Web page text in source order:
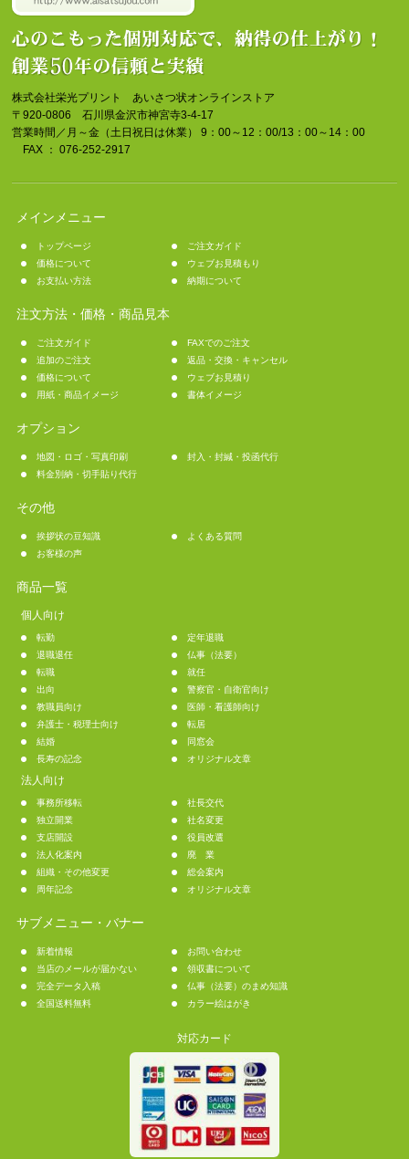
株式会社栄光プリント あいさつ状オンラインストア
〒920-0806 石川県金沢市神宮寺3-4-17
営業時間／月～金（土日祝日は休業） 9：00～12：00/13：00～14：00
FAX ： 076-252-2917
メインメニュー
トップページ
ご注文ガイド
価格について
ウェブお見積もり
お支払い方法
納期について
注文方法・価格・商品見本
ご注文ガイド
FAXでのご注文
追加のご注文
返品・交換・キャンセル
価格について
ウェブお見積り
用紙・商品イメージ
書体イメージ
オプション
地図・ロゴ・写真印刷
封入・封緘・投函代行
料金別納・切手貼り代行
その他
挨拶状の豆知識
よくある質問
お客様の声
商品一覧
個人向け
転勤
定年退職
退職退任
仏事（法要）
転職
就任
出向
警察官・自衛官向け
教職員向け
医師・看護師向け
弁護士・税理士向け
転居
結婚
同窓会
長寿の記念
オリジナル文章
法人向け
事務所移転
社長交代
独立開業
社名変更
支店開設
役員改選
法人化案内
廃 業
組織・その他変更
総会案内
周年記念
オリジナル文章
サブメニュー・バナー
新着情報
お問い合わせ
当店のメールが届かない
領収書について
完全データ入稿
仏事（法要）のまめ知識
全国送料無料
カラー絵はがき
対応カード